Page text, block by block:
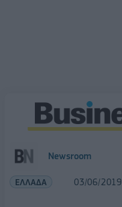
Newsroom
ΕΛΛΑΔΑ 03/06/2019